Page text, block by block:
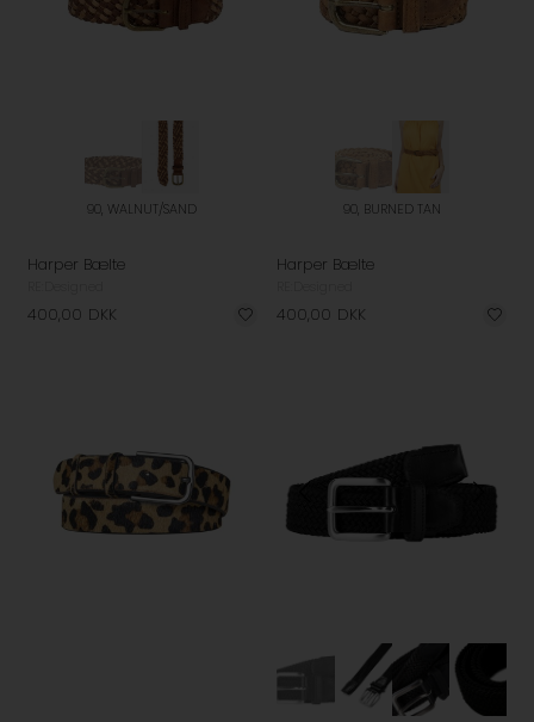
90, WALNUT/SAND
Harper Bælte
400,00 DKK
90, BURNED TAN
Harper Bælte
400,00 DKK